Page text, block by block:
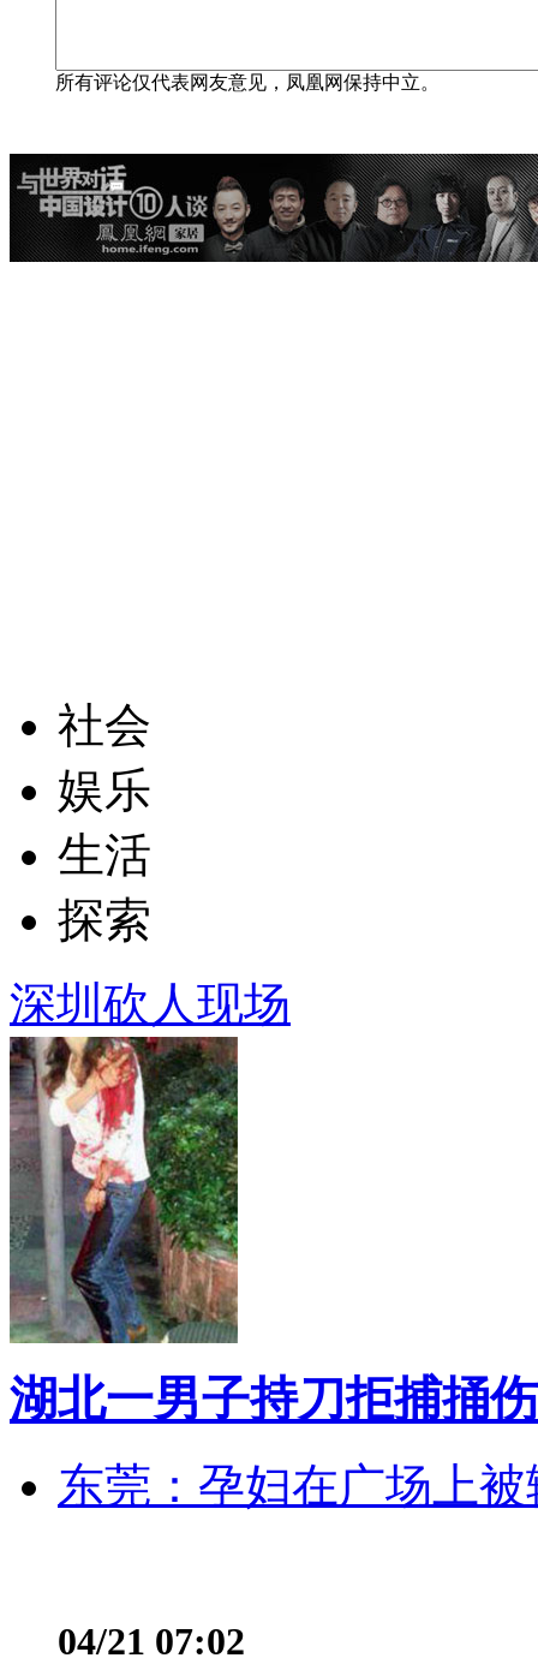
所有评论仅代表网友意见，凤凰网保持中立。
社会
娱乐
生活
探索
深圳砍人现场
湖北一男子持刀拒捕捅
东莞：孕妇在广场上
04/21 07:02